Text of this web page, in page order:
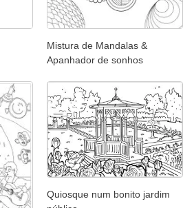
Mistura de Mandalas &
Apanhador de sonhos
Quiosque num bonito jardim